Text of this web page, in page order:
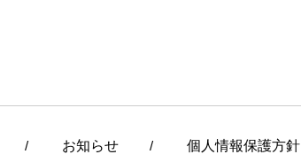
/ お知らせ / 個人情報保護方針